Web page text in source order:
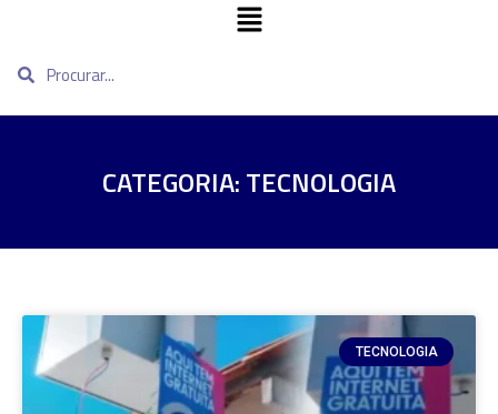
CATEGORIA: TECNOLOGIA
TECNOLOGIA